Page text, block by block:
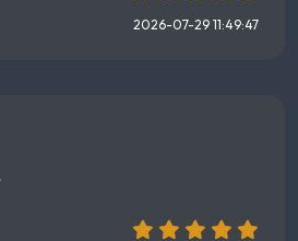
2026-07-29 11:49:47